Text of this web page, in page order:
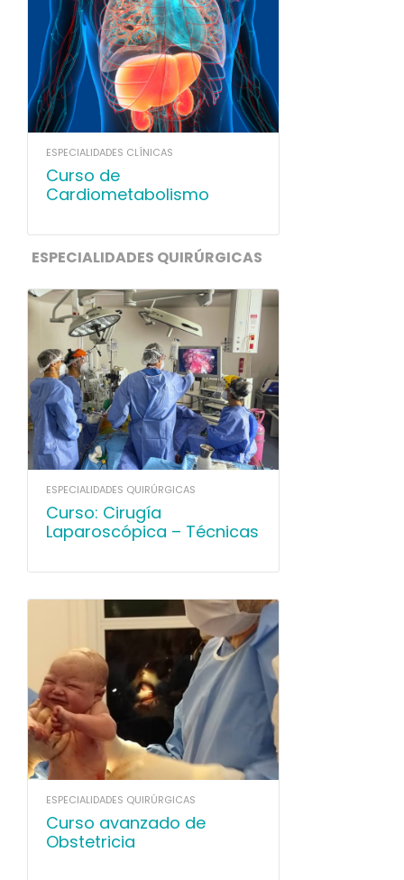
ESPECIALIDADES CLÍNICAS
Curso de
Cardiometabolismo
ESPECIALIDADES QUIRÚRGICAS
ESPECIALIDADES QUIRÚRGICAS
Curso: Cirugía
Laparoscópica – Técnicas
ESPECIALIDADES QUIRÚRGICAS
Curso avanzado de
Obstetricia